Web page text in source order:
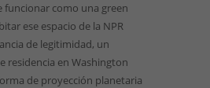
funcionar como una green
ese espacio de la NPR
de legitimidad, un
residencia en Washington
de proyección planetaria